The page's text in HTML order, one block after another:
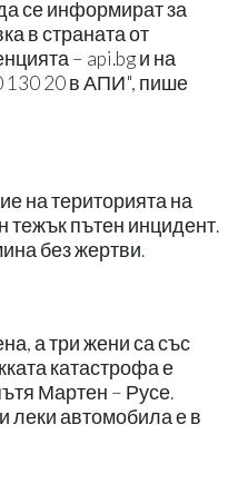
се информират за
в страната от
– api.bg и на
20 в АПИ", пише
на територията на
тежък пътен инцидент.
без жертви.
а три жени са със
катастрофа е
Мартен – Русе.
леки автомобила е в